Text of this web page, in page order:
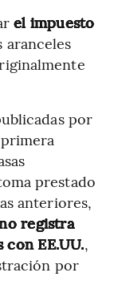
el impuesto
aranceles
por
prestado
anteriores,
registra
EE.UU.,
por